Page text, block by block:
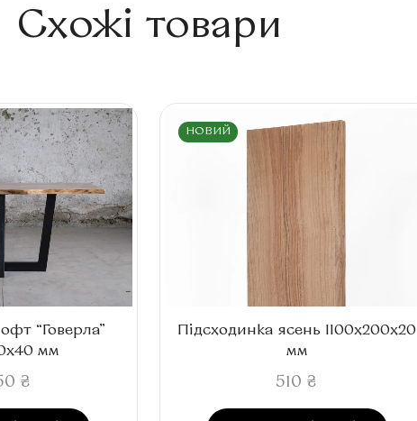
Схожі товари
“Говерла”
мм
₴
НОВИЙ
Підсходинка ясень 1100x200x20
мм
510 ₴